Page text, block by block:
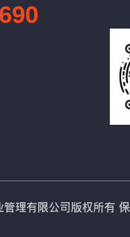
理有限公司版权所有